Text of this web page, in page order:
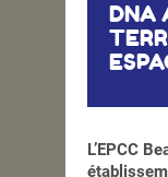
DNA
L’EPCC